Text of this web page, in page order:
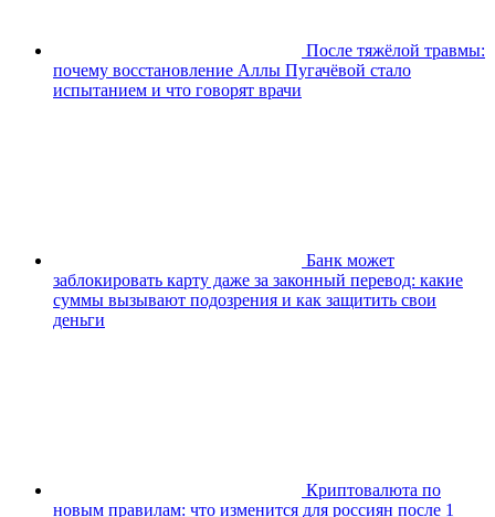
После тяжёлой травмы:
почему восстановление Аллы Пугачёвой стало
испытанием и что говорят врачи
Банк может
заблокировать карту даже за законный перевод: какие
суммы вызывают подозрения и как защитить свои
деньги
Криптовалюта по
новым правилам: что изменится для россиян после 1